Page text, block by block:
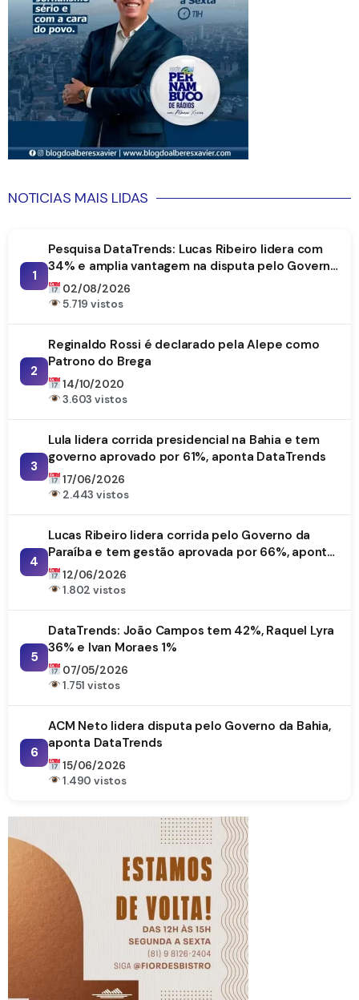
NOTICIAS MAIS LIDAS
1
Pesquisa DataTrends: Lucas Ribeiro lidera com
34% e amplia vantagem na disputa pelo Governo
da Paraíba
02/08/2026
5.719 vistos
2
Reginaldo Rossi é declarado pela Alepe como
Patrono do Brega
14/10/2020
3.603 vistos
3
Lula lidera corrida presidencial na Bahia e tem
governo aprovado por 61%, aponta DataTrends
17/06/2026
2.443 vistos
4
Lucas Ribeiro lidera corrida pelo Governo da
Paraíba e tem gestão aprovada por 66%, aponta
DataTrends
12/06/2026
1.802 vistos
5
DataTrends: João Campos tem 42%, Raquel Lyra
36% e Ivan Moraes 1%
07/05/2026
1.751 vistos
6
ACM Neto lidera disputa pelo Governo da Bahia,
aponta DataTrends
15/06/2026
1.490 vistos